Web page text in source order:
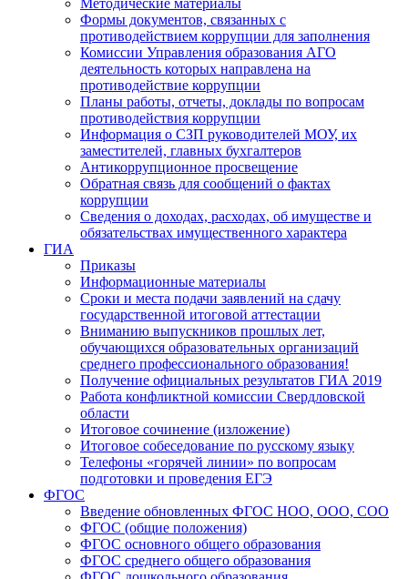
Методические материалы
Формы документов, связанных с
противодействием коррупции для заполнения
Комиссии Управления образования АГО
деятельность которых направлена на
противодействие коррупции
Планы работы, отчеты, доклады по вопросам
противодействия коррупции
Информация о СЗП руководителей МОУ, их
заместителей, главных бухгалтеров
Антикоррупционное просвещение
Обратная связь для сообщений о фактах
коррупции
Сведения о доходах, расходах, об имуществе и
обязательствах имущественного характера
ГИА
Приказы
Информационные материалы
Сроки и места подачи заявлений на сдачу
государственной итоговой аттестации
Вниманию выпускников прошлых лет,
обучающихся образовательных организаций
среднего профессионального образования!
Получение официальных результатов ГИА 2019
Работа конфликтной комиссии Свердловской
области
Итоговое сочинение (изложение)
Итоговое собеседование по русскому языку
Телефоны «горячей линии» по вопросам
подготовки и проведения ЕГЭ
ФГОС
Введение обновленных ФГОС НОО, ООО, СОО
ФГОС (общие положения)
ФГОС основного общего образования
ФГОС среднего общего образования